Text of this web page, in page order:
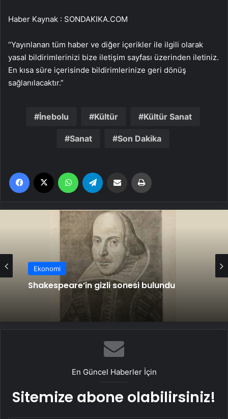
Haber Kaynak : SONDAKIKA.COM
“Yayınlanan tüm haber ve diğer içerikler ile ilgili olarak
yasal bildirimlerinizi bize iletişim sayfası üzerinden iletiniz.
En kısa süre içerisinde bildirimlerinize geri dönüş
sağlanılacaktır.”
İnebolu Kültür Kültür Sanat
Sanat Son Dakika
Facebook WhatsApp Email'den paylaş
Ekonomi
Shakespeare’in gizli sonesi bulundu
En Güncel Haberler İçin
Sitemize abone olabilirsiniz!